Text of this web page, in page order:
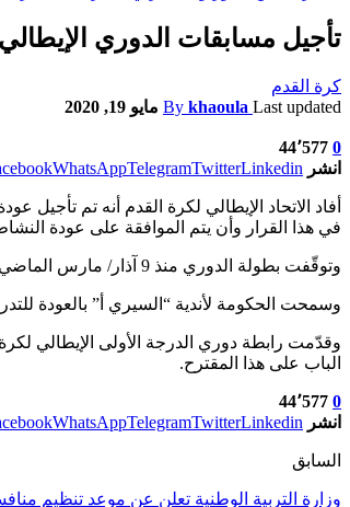
تأجيل مسابقات الدوري الإيطالي لكرة
كرة القدم
By khaoula Last updated مايو 19, 2020
0 44٬577
انشر
WhatsAppTelegramTwitterLinkedin
في هذا القرار وأن يتم الموافقة على عودة
وتوقّفت بطولة الدوري منذ 9 آذار/ مارس الماضي بسبب فيروس “كورونا” في الجولة الـ26، حيث يتصدّر يوفنتوس جدول الترتيب برصيد 63 نقطة، ويليه مباشرة لاتسيو بفارق نقطة.
وسمحت الحكومة لأندية “السيري أ” بالعودة
الباب على هذا المقترح.
0 44٬577
انشر
WhatsAppTelegramTwitterLinkedin
السابق
وزارة التربية الوطنية تعلن عن موعد تنظيم